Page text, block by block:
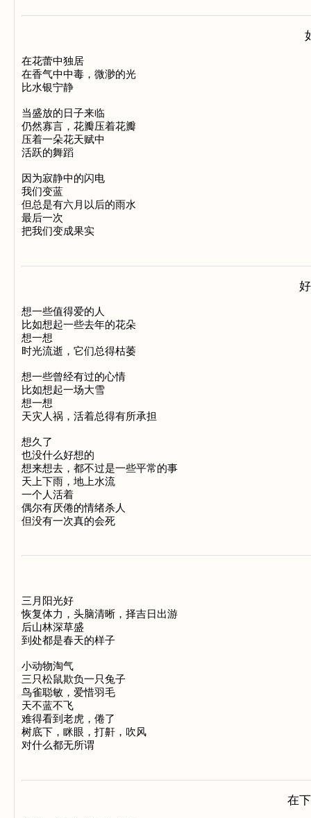
在花蕾中独居
在香气中中毒，微渺的光
比水银宁静
当盛放的日子来临
仍然寡言，花瓣压着花瓣
压着一朵花天赋中
活跃的舞蹈
因为寂静中的闪电
我们变蓝
但总是有六月以后的雨水
最后一次
想一些值得爱的人
比如想起一些去年的花朵
想一想
时光流逝，它们总得枯萎
想一些曾经有过的心情
比如想起一场大雪
想一想
天灾人祸，活着总得有所承担
想久了
也没什么好想的
想来想去，都不过是一些平常的事
天上下雨，地上水流
一个人活着
偶尔有厌倦的情绪杀人
三月阳光好
恢复体力，头脑清晰，择吉日出游
后山林深草盛
到处都是春天的样子
小动物淘气
三只松鼠欺负一只兔子
鸟雀聪敏，爱惜羽毛
天不蓝不飞
难得看到老虎，倦了
树底下，眯眼，打鼾，吹风
在